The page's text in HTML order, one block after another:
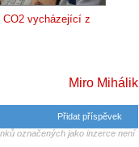
CO2 vycházející z
Miro Mihálik
Přidat příspěvek
označených jako inzerce není